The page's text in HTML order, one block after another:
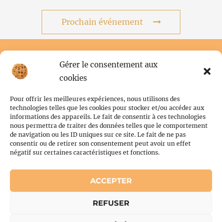
Gérer le consentement aux
cookies
Pour offrir les meilleures expériences, nous utilisons des
technologies telles que les cookies pour stocker et/ou accéder aux
informations des appareils. Le fait de consentir à ces technologies
nous permettra de traiter des données telles que le comportement
de navigation ou les ID uniques sur ce site. Le fait de ne pas
consentir ou de retirer son consentement peut avoir un effet
négatif sur certaines caractéristiques et fonctions.
ACCEPTER
REFUSER
Prochain événement
Conditions générales
Politique de cookies (UE)
Copyright © 2026 Flor'N Scrabble | Powered by Flor'N Scrabble